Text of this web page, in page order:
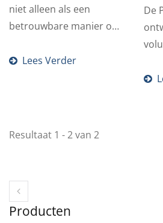
niet alleen als een
betrouwbare manier om
maar...
Lees Verder
De
Resultaat 1 - 2 van 2
Producten